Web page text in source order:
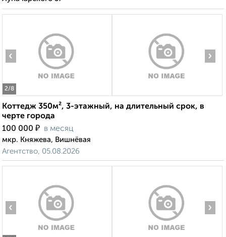
2/8
‹ ›
Коттедж 350м², 3-этажный, на длительный срок, в
черте города
100 000 ₽ в месяц
мкр. Княжева, Вишнёвая
Агентство, 05.08.2026
‹ ›